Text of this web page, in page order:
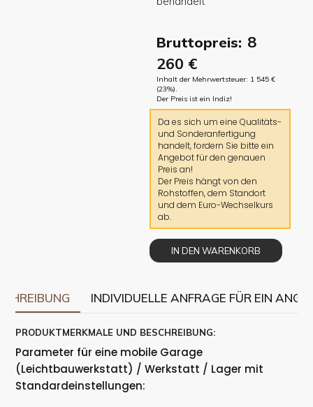
Bruttopreis: 8
260 €
Inhalt der Mehrwertsteuer: 1 545 €
(23%).
Der Preis ist ein Indiz!
Da es sich um eine Qualitäts-
und Sonderanfertigung
handelt, fordern Sie bitte ein
Angebot für den genauen
Preis an!
Der Preis hängt von den
Rohstoffen, dem Standort
und dem Euro-Wechselkurs
ab.
IN DEN WARENKORB
INDIVIDUELLE ANFRAGE FÜR EIN
PRODUKTMERKMALE UND BESCHREIBUNG:
Parameter für eine mobile Garage
(Leichtbauwerkstatt) / Werkstatt / Lager mit
Standardeinstellungen: